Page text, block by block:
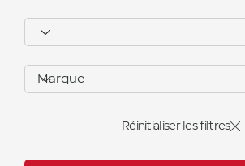
Réinitialiser les filtres